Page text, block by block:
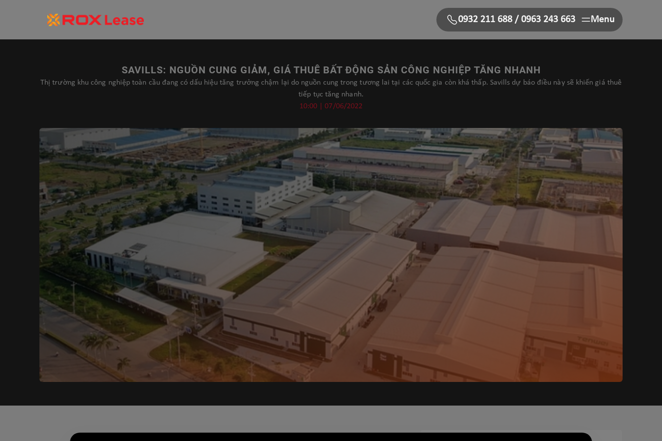
0932 211 688 /0963 243 663 Menu
SAVILLS: NGUỒN CUNG GIẢM, GIÁ THUÊ BẤT ĐỘNG SẢN CÔNG NGHIỆP TĂNG NHANH
Thị trường khu công nghiệp toàn cầu đang có dấu hiệu tăng trưởng chậm lại do nguồn cung trong tương lai tại các quốc gia còn khá thấp. Savills dự báo điều này sẽ khiến giá thuê
tiếp tục tăng nhanh.
10:00 | 07/06/2022